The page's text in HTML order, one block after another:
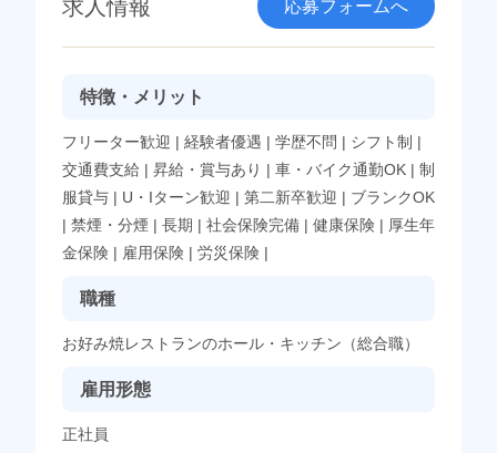
求人情報 応募フォームへ
特徴・メリット
フリーター歓迎 | 経験者優遇 | 学歴不問 | シフト制 |
交通費支給 | 昇給・賞与あり | 車・バイク通勤OK | 制
服貸与 | U・Iターン歓迎 | 第二新卒歓迎 | ブランクOK
| 禁煙・分煙 | 長期 | 社会保険完備 | 健康保険 | 厚生年
金保険 | 雇用保険 | 労災保険 |
職種
お好み焼レストランのホール・キッチン（総合職）
雇用形態
正社員